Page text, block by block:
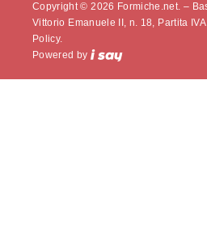
Copyright © 2026 Formiche.net. –
Vittorio Emanuele II, n. 18, Partita
Policy.
Powered by